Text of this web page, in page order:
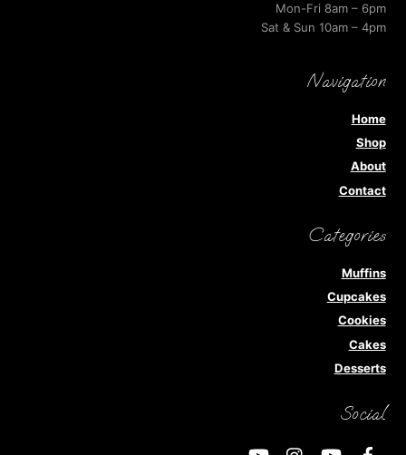
Mon-Fri 8am – 6pm
Sat & Sun 10am – 4pm
Navigation
Home
Shop
About
Contact
Categories
Muffins
Cupcakes
Cookies
Cakes
Desserts
Social